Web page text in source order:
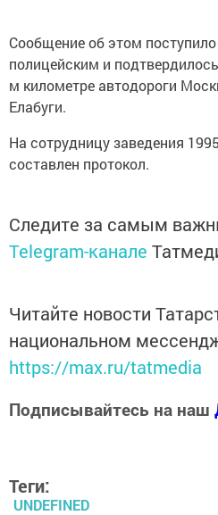
Сообщение об этом
полицейским и
м километре автодороги
Елабуги.
На сотрудницу заведения
составлен протокол.
Следите за самым
Telegram-канале
Читайте новости
национальном
https://max.ru/tatmedia
Подписывайтесь на наш
Теги:
UNDEFINED